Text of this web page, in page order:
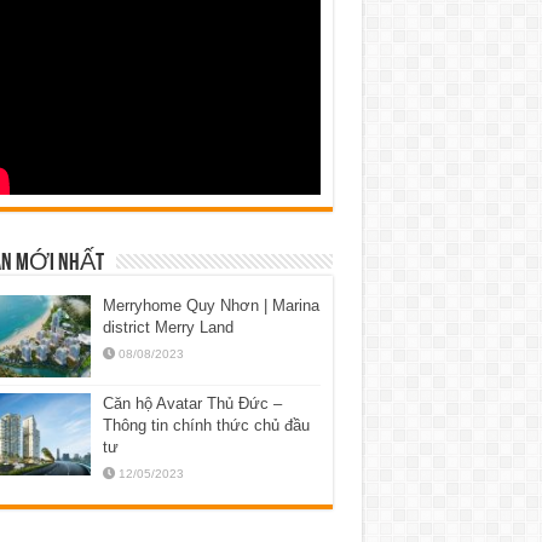
MỚI NHẤT
Merryhome Quy Nhơn | Marina
district Merry Land
08/08/2023
Căn hộ Avatar Thủ Đức –
Thông tin chính thức chủ đầu
tư
12/05/2023